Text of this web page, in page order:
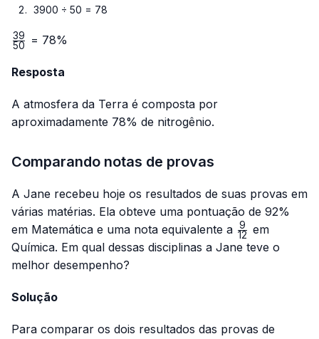
3900 ÷ 50 = 78
\frac{39}
50
39 = 78%
Resposta
A atmosfera da Terra é composta por
aproximadamente 78% de nitrogênio.
Comparando notas de provas
A Jane recebeu hoje os resultados de suas provas em
várias matérias. Ela obteve uma pontuação de 92%
em Matemática e uma nota equivalente a \frac{9}
{12}
12
9
em
Química. Em qual dessas disciplinas a Jane teve o
melhor desempenho?
Solução
Para comparar os dois resultados das provas de